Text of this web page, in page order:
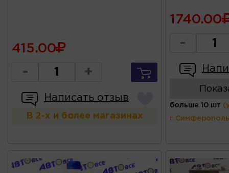
415.00
- +
Написать отзыв
В 2-х и более магазинах
1740.00
-
больше 10 шт